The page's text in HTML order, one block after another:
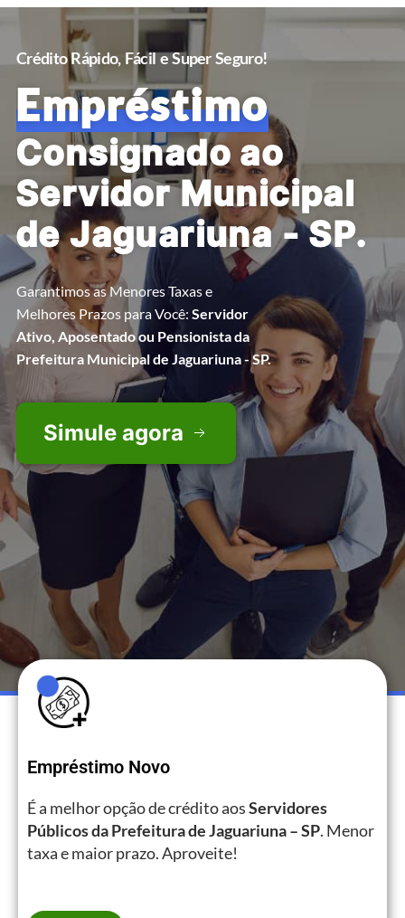
Crédito Rápido, Fácil e Super Seguro!
Empréstimo
Consignado ao
Servidor Municipal
de Jaguariuna - SP.
Garantimos as Menores Taxas e
Melhores Prazos para Você: Servidor
Ativo, Aposentado ou Pensionista da
Prefeitura Municipal de Jaguariuna - SP.
Simule agora
Empréstimo Novo
É a melhor opção de crédito aosServidores
Públicos da Prefeitura de Jaguariuna – SP. Menor
taxa e maior prazo. Aproveite!